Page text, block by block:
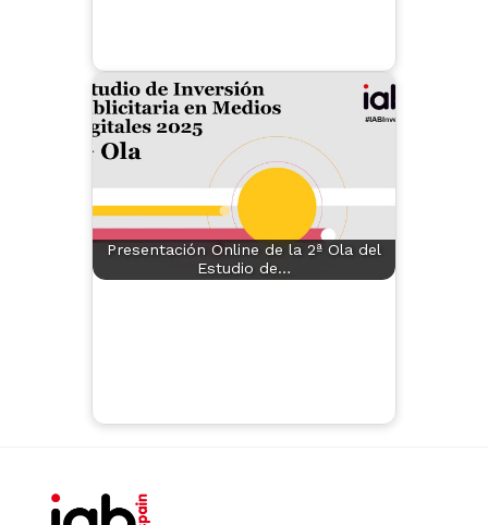
Presentación Online de la 2ª Ola del
Estudio de…